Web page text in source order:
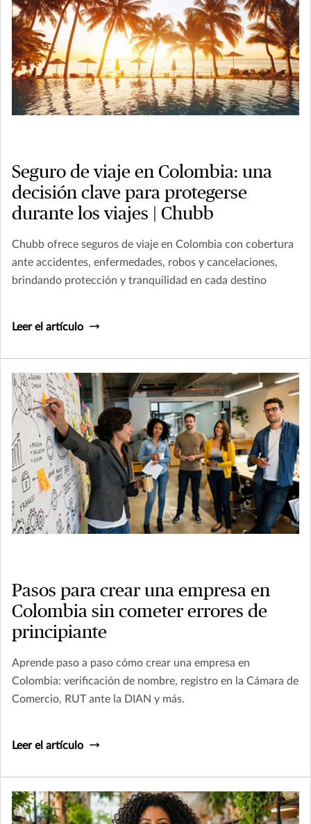
Seguro de viaje en Colombia: una
decisión clave para protegerse
durante los viajes | Chubb
Chubb ofrece seguros de viaje en Colombia con cobertura
ante accidentes, enfermedades, robos y cancelaciones,
brindando protección y tranquilidad en cada destino
Leer el artículo
Pasos para crear una empresa en
Colombia sin cometer errores de
principiante
Aprende paso a paso cómo crear una empresa en
Colombia: verificación de nombre, registro en la Cámara de
Comercio, RUT ante la DIAN y más.
Leer el artículo